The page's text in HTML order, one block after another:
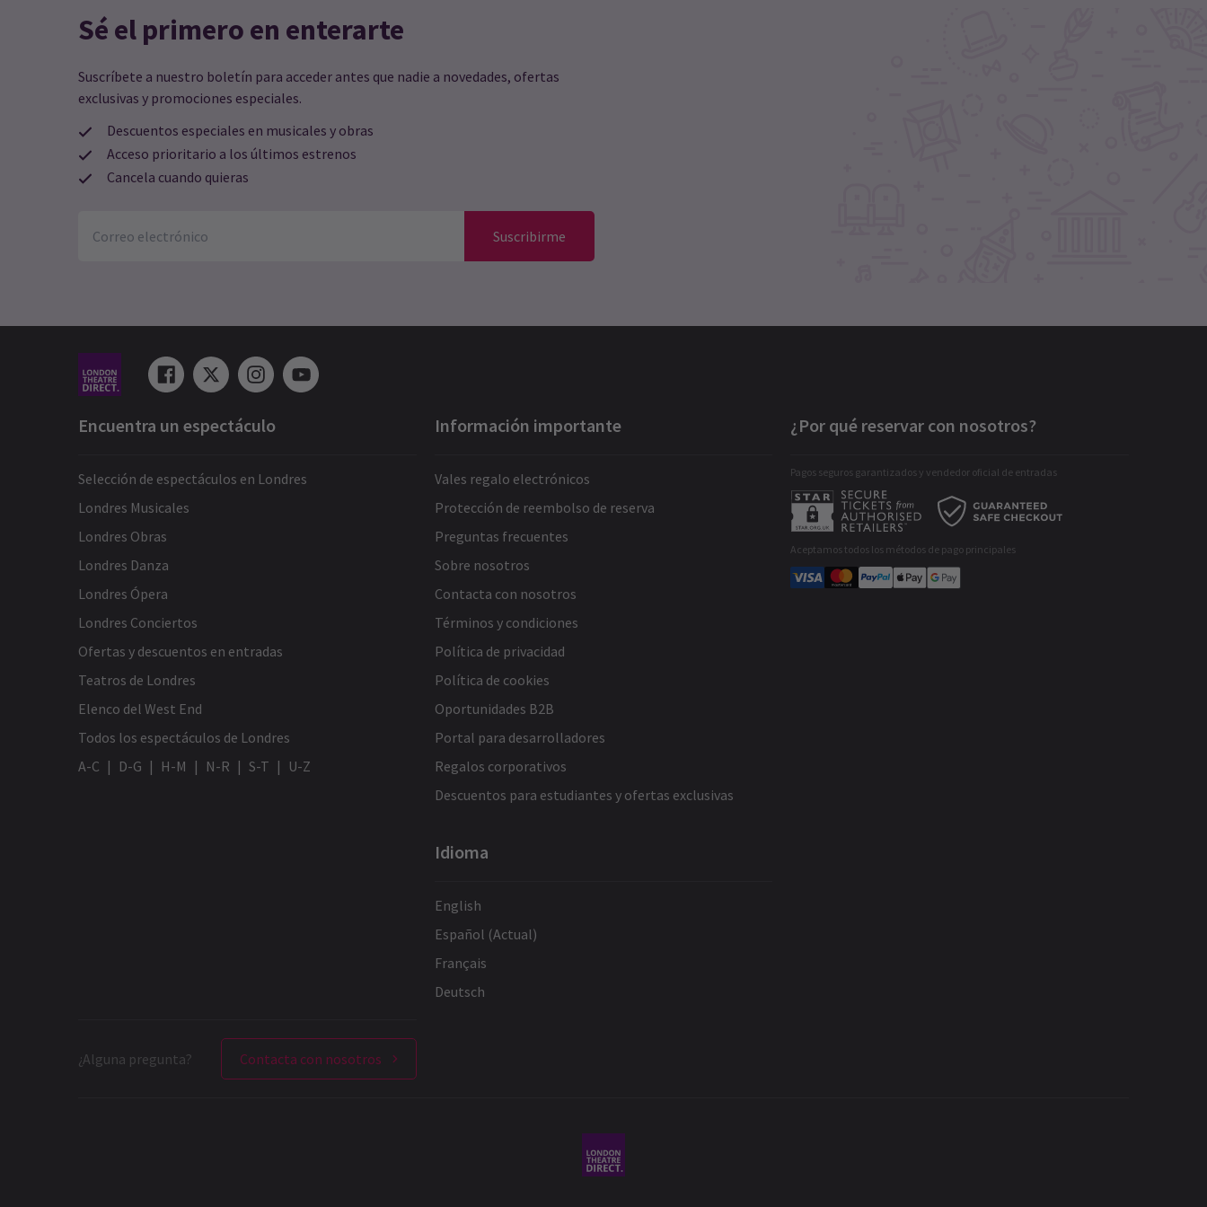
Sé el primero en enterarte
Suscríbete a nuestro boletín para acceder antes que nadie a novedades, ofertas
exclusivas y promociones especiales.
Descuentos especiales en musicales y obras
Acceso prioritario a los últimos estrenos
Cancela cuando quieras
Suscribirme
Encuentra un espectáculo
Selección de espectáculos en Londres
Londres Musicales
Londres Obras
Londres Danza
Londres Ópera
Londres Conciertos
Ofertas y descuentos en entradas
Teatros de Londres
Elenco del West End
Todos los espectáculos de Londres
A-C
D-G H-M N-R S-T U-Z
Información importante
Vales regalo electrónicos
Protección de reembolso de reserva
Preguntas frecuentes
Sobre nosotros
Contacta con nosotros
Términos y condiciones
Política de privacidad
Política de cookies
Oportunidades B2B
Portal para desarrolladores
Regalos corporativos
Descuentos para estudiantes y ofertas exclusivas
Idioma
English
Español (Actual)
Français
Deutsch
¿Alguna pregunta? Contacta con nosotros
¿Por qué reservar con nosotros?
Pagos seguros garantizados y vendedor oficial de entradas
Aceptamos todos los métodos de pago principales